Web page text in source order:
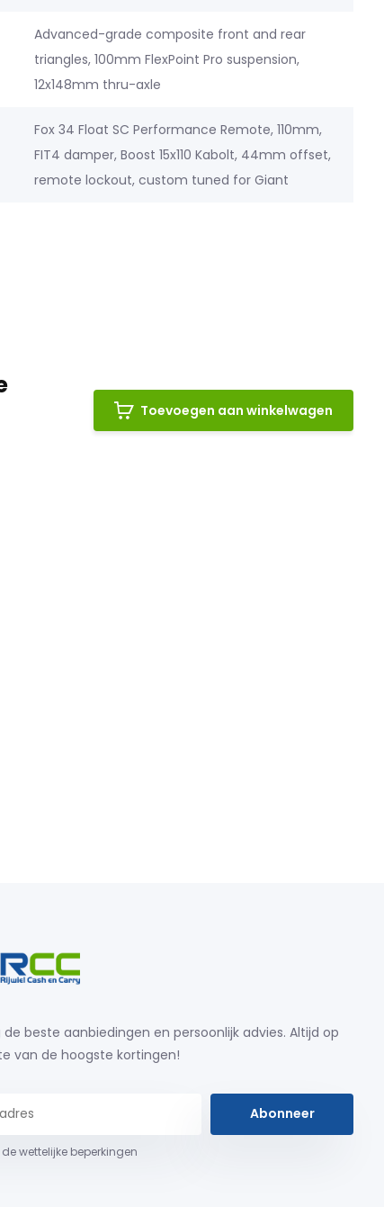
Advanced-grade composite front and rear
triangles, 100mm FlexPoint Pro suspension,
12x148mm thru-axle
Fox 34 Float SC Performance Remote, 110mm,
FIT4 damper, Boost 15x110 Kabolt, 44mm offset,
remote lockout, custom tuned for Giant
Toevoegen aan winkelwagen
beste aanbiedingen en persoonlijk advies. Altijd op
van de hoogste kortingen!
Abonneer
de wettelijke beperkingen